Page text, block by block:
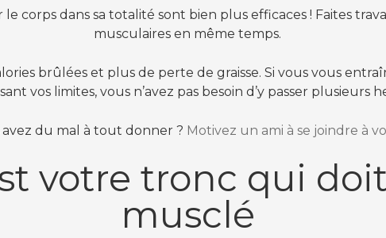
le corps dans sa totalité sont bien plus efficaces ! Faites
musculaires en même temps.
brûlées et plus de perte de graisse. Si vous vous
vos limites, vous n’avez pas besoin d’y passer plusieurs
avez du mal à tout donner ? Motivez un ami à se joindre à
votre tronc qui
musclé